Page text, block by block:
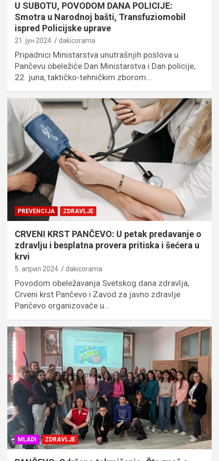
U SUBOTU, POVODOM DANA POLICIJE:
Smotra u Narodnoj bašti, Transfuziomobil
ispred Policijske uprave
21. јун 2024. dakicorama
Pripadnici Ministarstva unutrašnjih poslova u
Pančevu obeležiće Dan Ministarstva i Dan policije,
22. juna, taktičko-tehničkim zborom…
PREVENCIJA ZDRAVLJE
CRVENI KRST PANČEVO: U petak predavanje o
zdravlju i besplatna provera pritiska i šećera u
krvi
5. април 2024. dakicorama
Povodom obeležavanja Svetskog dana zdravlja,
Crveni krst Pančevo i Zavod za javno zdravlje
Pančevo organizovaće u…
MLADI ZDRAVLJE